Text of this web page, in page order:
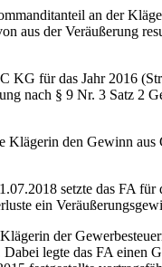
an der
aus der Veräußerung
das Jahr 2016
nach § 9 Nr. 3 Satz 2
den Gewinn aus
setzte das FA für
ein
der
legte das FA